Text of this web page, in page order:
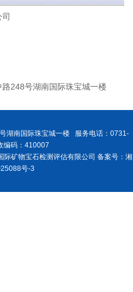
248号湖南国际珠宝城一楼
湖南国际珠宝城一楼 服务电话：0731-
码：410007
矿物宝石检测评估有限公司 备案号：湘
号-3